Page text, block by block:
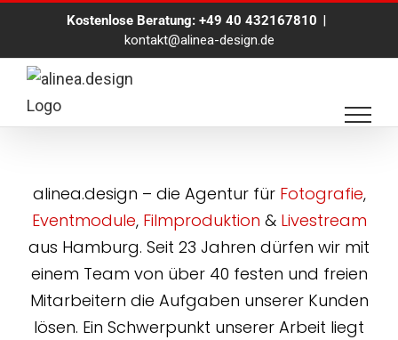
springen
Kostenlose Beratung: +49 40 432167810 |
kontakt@alinea-design.de
alinea.design – die Agentur für Fotografie,
Eventmodule, Filmproduktion & Livestream
aus Hamburg. Seit 23 Jahren dürfen wir mit
einem Team von über 40 festen und freien
Mitarbeitern die Aufgaben unserer Kunden
lösen. Ein Schwerpunkt unserer Arbeit liegt